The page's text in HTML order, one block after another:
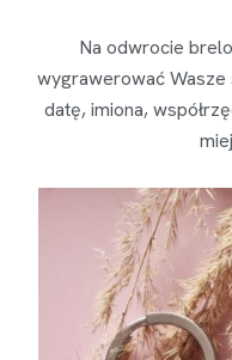
Na odwrocie
wygrawerować
datę, imiona,